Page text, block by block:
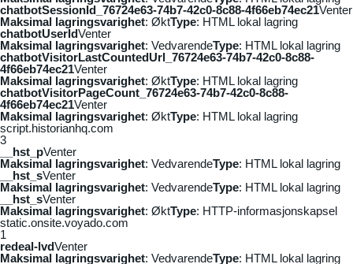
chatbotSessionId_76724e63-74b7-42c0-8c88-4f66eb74ec21Venter
Maksimal lagringsvarighet: ØktType: HTML lokal lagring
chatbotUserIdVenter
Maksimal lagringsvarighet: VedvarendeType: HTML lokal lagring
chatbotVisitorLastCountedUrl_76724e63-74b7-42c0-8c88-
4f66eb74ec21Venter
Maksimal lagringsvarighet: ØktType: HTML lokal lagring
chatbotVisitorPageCount_76724e63-74b7-42c0-8c88-
4f66eb74ec21Venter
Maksimal lagringsvarighet: ØktType: HTML lokal lagring
script.historianhq.com
3
__hst_pVenter
Maksimal lagringsvarighet: VedvarendeType: HTML lokal lagring
__hst_sVenter
Maksimal lagringsvarighet: VedvarendeType: HTML lokal lagring
__hst_sVenter
Maksimal lagringsvarighet: ØktType: HTTP-informasjonskapsel
static.onsite.voyado.com
1
redeal-lvdVenter
Maksimal lagringsvarighet: VedvarendeType: HTML lokal lagring